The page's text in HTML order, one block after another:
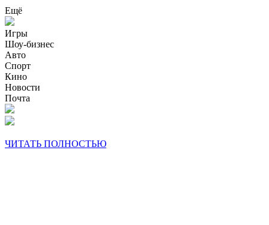
Ещё
Игры
Шоу-бизнес
Авто
Спорт
Кино
Новости
Почта
ЧИТАТЬ ПОЛНОСТЬЮ